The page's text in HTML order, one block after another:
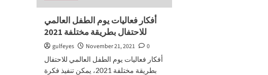
أفكار فعاليات يوم الطفل العالمي
للاحتفال بطريقة مختلفة 2021
gulfeyes November 21, 2021
0
أفكار فعاليات يوم الطفل العالمي للاحتفال
بطريقة مختلفة 2021، يمكن تنفيذ فكرة